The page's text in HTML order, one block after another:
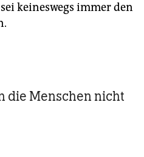
keineswegs immer den
die Menschen nicht